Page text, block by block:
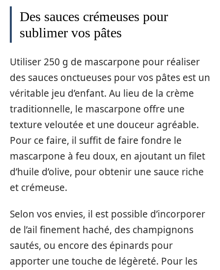
Des sauces crémeuses pour
sublimer vos pâtes
Utiliser 250 g de mascarpone pour réaliser
des sauces onctueuses pour vos pâtes est un
véritable jeu d’enfant. Au lieu de la crème
traditionnelle, le mascarpone offre une
texture veloutée et une douceur agréable.
Pour ce faire, il suffit de faire fondre le
mascarpone à feu doux, en ajoutant un filet
d’huile d’olive, pour obtenir une sauce riche
et crémeuse.
Selon vos envies, il est possible d’incorporer
de l’ail finement haché, des champignons
sautés, ou encore des épinards pour
apporter une touche de légèreté. Pour les